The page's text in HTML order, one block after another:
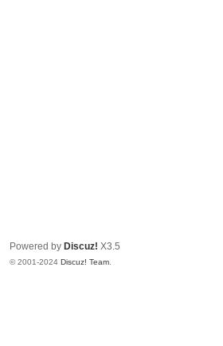
Powered by Discuz! X3.5
© 2001-2024 Discuz! Team